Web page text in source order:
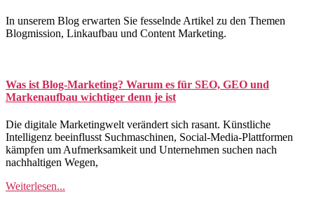
In unserem Blog erwarten Sie fesselnde Artikel zu den Themen
Blogmission, Linkaufbau und Content Marketing.
Was ist Blog-Marketing? Warum es für SEO, GEO und
Markenaufbau wichtiger denn je ist
Die digitale Marketingwelt verändert sich rasant. Künstliche
Intelligenz beeinflusst Suchmaschinen, Social-Media-Plattformen
kämpfen um Aufmerksamkeit und Unternehmen suchen nach
nachhaltigen Wegen,
Weiterlesen...